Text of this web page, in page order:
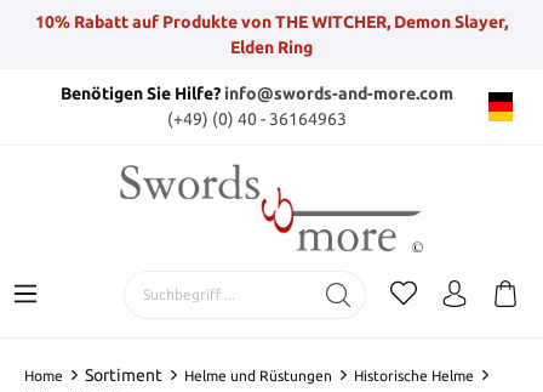
10% Rabatt auf Produkte von THE WITCHER, Demon Slayer,
Elden Ring
Benötigen Sie Hilfe?info@swords-and-more.com
(+49) (0) 40 - 36164963
Home Sortiment Helme und Rüstungen
Historische Helme